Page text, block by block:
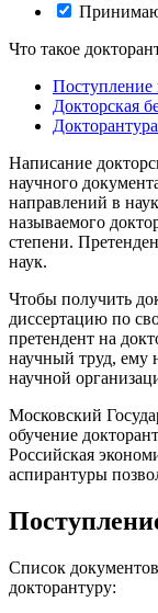
Что такое
Поступление
Докторская
Написание
научного
направлений в
называемого
степени.
наук.
Чтобы получить
диссертацию по
претендент на
научный труд, ему
научной
Московский
обучение
Российская
аспирантуры
Список
докторантуру: